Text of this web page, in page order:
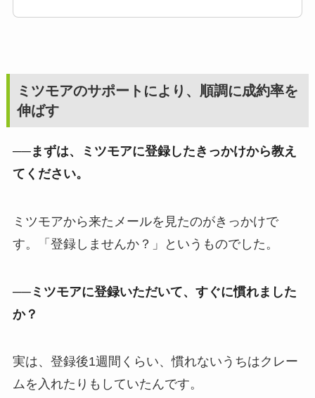
ミツモアのサポートにより、順調に成約率を
伸ばす
──まずは、ミツモアに登録したきっかけから教え
てください。
ミツモアから来たメールを見たのがきっかけで
す。「登録しませんか？」というものでした。
──ミツモアに登録いただいて、すぐに慣れました
か？
実は、登録後1週間くらい、慣れないうちはクレー
ムを入れたりもしていたんです。